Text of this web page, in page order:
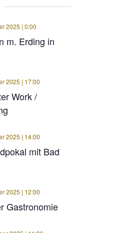
m. Erding in
2025 | 0:00
Work /
2025 | 17:00
mit Bad
2025 | 14:00
Gastronomie
2025 | 12:00